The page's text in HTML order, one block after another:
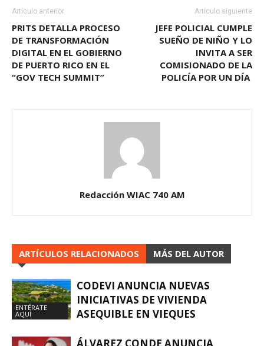
Artículo anterior
PRITS DETALLA PROCESO
DE TRANSFORMACIÓN
DIGITAL EN EL GOBIERNO
DE PUERTO RICO EN EL
“GOV TECH SUMMIT”
Artículo siguiente
JEFE POLICIAL CUMPLE
SUEÑO DE NIÑO Y LO
INVITA A SER
COMISIONADO DE LA
POLICÍA POR UN DÍA
Redacción WIAC 740 AM
ARTÍCULOS RELACIONADOS MÁS DEL AUTOR
ENTÉRATE
AQUÍ
CODEVI ANUNCIA NUEVAS
INICIATIVAS DE VIVIENDA
ASEQUIBLE EN VIEQUES